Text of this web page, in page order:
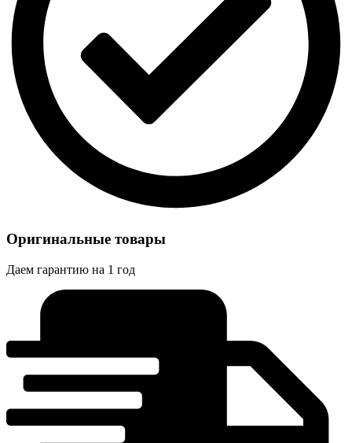
Оригинальные товары
Даем гарантию на 1 год